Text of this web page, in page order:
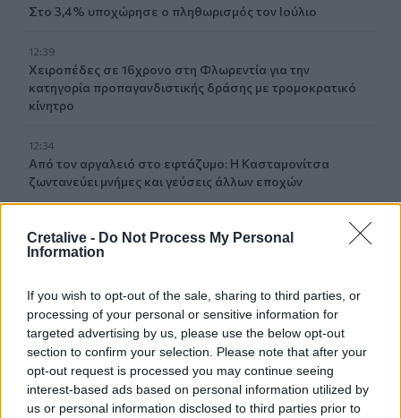
Cretalive - Do Not Process My Personal
Information
If you wish to opt-out of the sale, sharing to third parties, or
processing of your personal or sensitive information for
targeted advertising by us, please use the below opt-out
section to confirm your selection. Please note that after your
opt-out request is processed you may continue seeing
interest-based ads based on personal information utilized by
us or personal information disclosed to third parties prior to
Στο 3,4% υποχώρησε ο πληθωρισμός τον Ιούλιο
12:39
Xειροπέδες σε 16χρονο στη Φλωρεντία για την
κατηγορία προπαγανδιστικής δράσης με τρομοκρατικό
κίνητρο
12:34
Από τον αργαλειό στο εφτάζυμο: Η Κασταμονίτσα
ζωντανεύει μνήμες και γεύσεις άλλων εποχών
Συνελήφθη στη Γερμανία 31χρονος καταζητούμενος για
τρεις ανθρωποκτονίες στην Ελλάδα
12:25
Λακωνία: Θανατηφόρο τροχαίο στον Κλαδά
12:23
Με τα σκάφη τους έσωσαν δεκάδες ανθρώπους - Το
"ευχαριστώ" στους ιδιώτες που συνέδραμαν στην
πυρκαγιά του Αγίου Βασιλείου